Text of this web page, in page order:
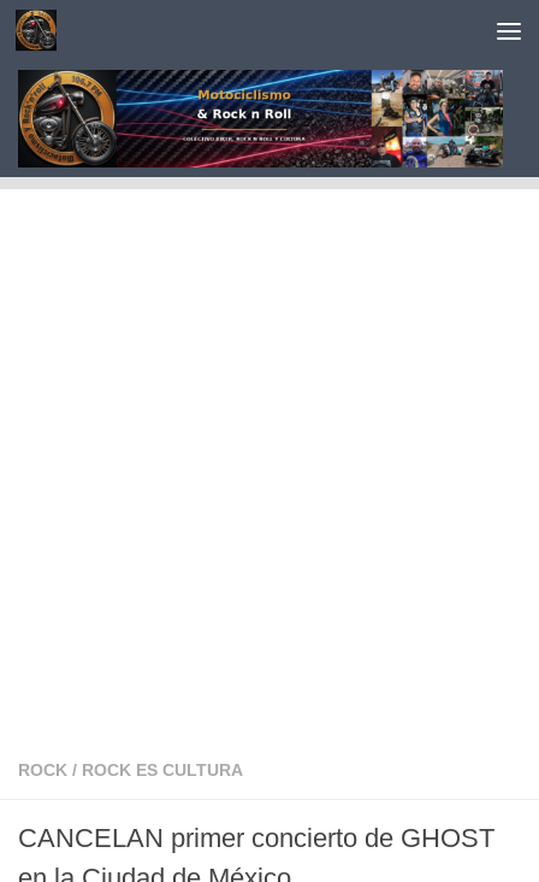
Saltar al contenido
ROCK / ROCK ES CULTURA
CANCELAN primer concierto de GHOST